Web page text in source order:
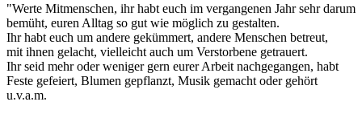
"Werte Mitmenschen, ihr habt euch im vergangenen Jahr sehr darum
bemüht, euren Alltag so gut wie möglich zu gestalten.
Ihr habt euch um andere gekümmert, andere Menschen betreut,
mit ihnen gelacht, vielleicht auch um Verstorbene getrauert.
Ihr seid mehr oder weniger gern eurer Arbeit nachgegangen, habt
Feste gefeiert, Blumen gepflanzt, Musik gemacht oder gehört
u.v.a.m.